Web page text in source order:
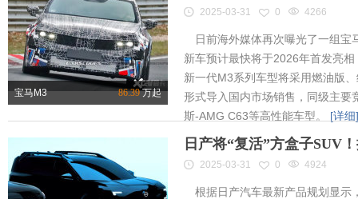
宝马M3 86.39万起
2025-03-31 0 4266
日前海外媒体再次曝光了一组宝
新车预计最快将于2026年首发亮
新一代M3系列车型将采用燃油版
形式导入国内市场销售，同级主要
斯-AMG C63等高性能车型。 [详细]
日产将“复活”方盒子SUV
2025-03-31 0 4924
根据日产汽车最新产品规划显示